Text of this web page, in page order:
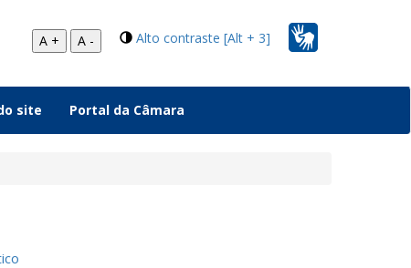
Alto contraste [Alt + 3]
A + A -
site Portal da Câmara